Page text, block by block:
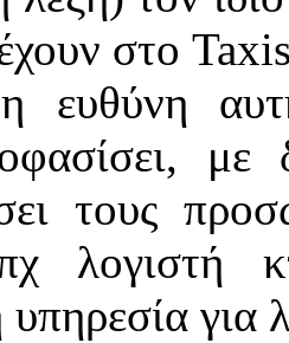
στο
ευθύνη
με
τους
λογιστή
υπηρεσία για